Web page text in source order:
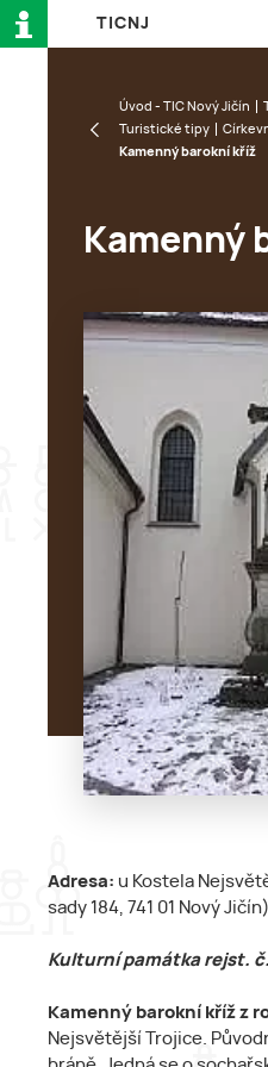
TI CN J
Úvod - TIC Nový Jičín
Turistické tipy
Kamenný barokní kříž
Kamenný
Adresa: u Kostela
sady 184, 741 01 Nový Jičín)
Kulturní památka rejst.
Kamenný barokní kříž z
Nejsvětější Trojice.